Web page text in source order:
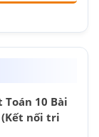
10 Bài
(Kết nối tri